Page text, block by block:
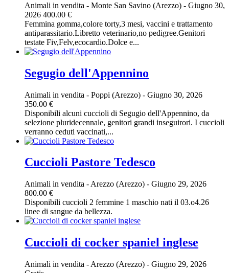
Animali in vendita - Monte San Savino (Arezzo) - Giugno 30,
2026 400.00 €
Femmina gomma,colore torty,3 mesi, vaccini e trattamento
antiparassitario.Libretto veterinario,no pedigree.Genitori
testate Fiv,Felv,ecocardio.Dolce e...
Segugio dell'Appennino
Animali in vendita - Poppi (Arezzo) - Giugno 30, 2026
350.00 €
Disponibili alcuni cuccioli di Segugio dell'Appennino, da
selezione pluridecennale, genitori grandi inseguirori. I cuccioli
verranno ceduti vaccinati,...
Cuccioli Pastore Tedesco
Animali in vendita - Arezzo (Arezzo) - Giugno 29, 2026
800.00 €
Disponibili cuccioli 2 femmine 1 maschio nati il 03.o4.26
linee di sangue da bellezza.
Cuccioli di cocker spaniel inglese
Animali in vendita - Arezzo (Arezzo) - Giugno 29, 2026